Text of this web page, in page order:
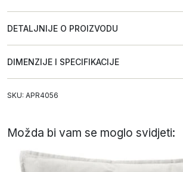
DETALJNIJE O PROIZVODU
DIMENZIJE I SPECIFIKACIJE
SKU: APR4056
Možda bi vam se moglo svidjeti: